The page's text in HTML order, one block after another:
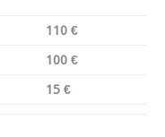
110 €
100 €
15 €